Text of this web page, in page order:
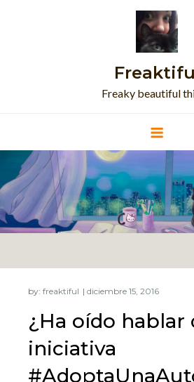
Freaky beautiful
by: freaktiful
¿Ha oído hablar
iniciativa